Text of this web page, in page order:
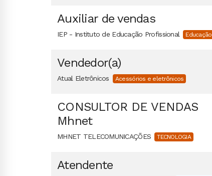
Auxiliar de vendas
IEP - Instituto de Educação Profissional Educação
Vendedor(a)
Atual Eletrônicos Acessórios e eletrônicos
CONSULTOR DE VENDAS
Mhnet
MHNET TELECOMUNICAÇÕES TECNOLOGIA
Atendente